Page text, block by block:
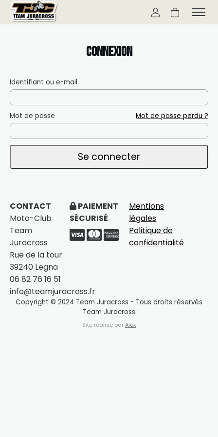
Connexion
Identifiant ou e-mail
Mot de passe Mot de passe perdu ?
Se connecter
CONTACT
Moto-Club
Team
Juracross
Rue de la tour
39240 Legna
06 82 76 16 51
info@teamjuracross.fr
PAIEMENT
SÉCURISÉ
Mentions
légales
Politique de
confidentialité
Copyright © 2024 Team Juracross - Tous droits réservés
Team Juracross
Site réalisé parAlex